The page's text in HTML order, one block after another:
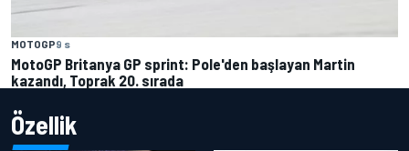
MOTOGP9 s
MotoGP Britanya GP sprint: Pole'den başlayan Martin
kazandı, Toprak 20. sırada
Özellik